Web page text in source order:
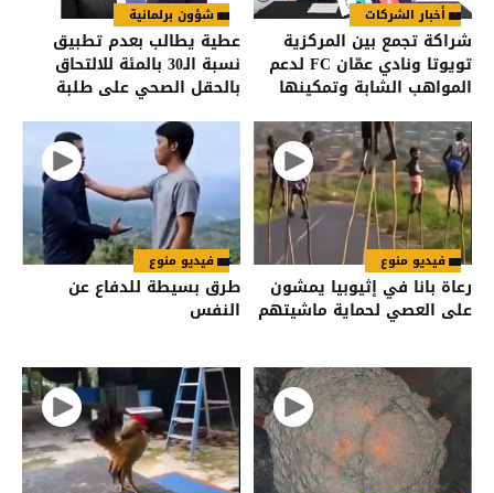
أخبار الشركات
شراكة تجمع بين المركزية
تويوتا ونادي عمّان FC لدعم
المواهب الشابة وتمكينها
الرياضية
شؤون برلمانية
عطية يطالب بعدم تطبيق
نسبة الـ30 بالمئة للالتحاق
بالحقل الصحي على طلبة
فيديو منوع
رعاة بانا في إثيوبيا يمشون
على العصي لحماية ماشيتهم
فيديو منوع
طرق بسيطة للدفاع عن
النفس